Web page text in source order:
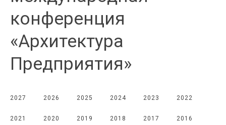
конференция
«Архитектура
Предприятия»
2027 2026 2025 2024 2023 2022
2021 2020 2019 2018 2017 2016